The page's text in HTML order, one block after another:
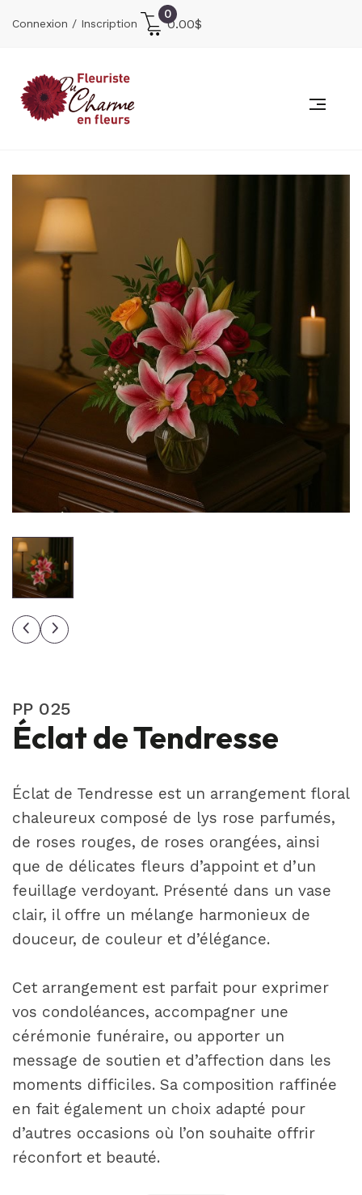
Connexion / Inscription
0
0.00$
PP 025
Éclat de Tendresse
Éclat de Tendresse est un arrangement floral
chaleureux composé de lys rose parfumés,
de roses rouges, de roses orangées, ainsi
que de délicates fleurs d’appoint et d’un
feuillage verdoyant. Présenté dans un vase
clair, il offre un mélange harmonieux de
douceur, de couleur et d’élégance.
Cet arrangement est parfait pour exprimer
vos condoléances, accompagner une
cérémonie funéraire, ou apporter un
message de soutien et d’affection dans les
moments difficiles. Sa composition raffinée
en fait également un choix adapté pour
d’autres occasions où l’on souhaite offrir
réconfort et beauté.